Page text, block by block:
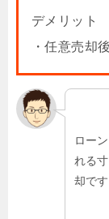
デメリット
・任意売却
ロー
れる
却です